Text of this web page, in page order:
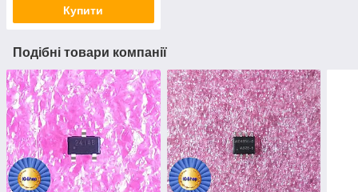
Купити
Подібні товари компанії